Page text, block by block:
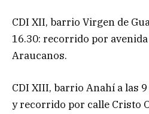
CDI XII, barrio Virgen de
16.30: recorrido por
Araucanos.
CDI XIII, barrio Anahí a las
y recorrido por calle Cristo